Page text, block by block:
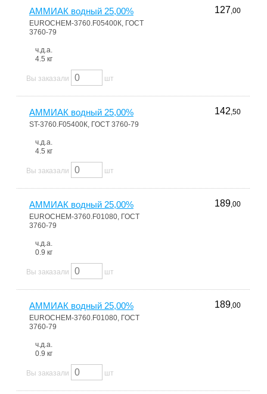
АММИАК водный 25,00%
EUROCHEM-3760.F05400К, ГОСТ
3760-79
ч.д.а.
4.5 кг
127,00
Вы заказали шт
АММИАК водный 25,00%
ST-3760.F05400К, ГОСТ 3760-79
ч.д.а.
4.5 кг
142,50
Вы заказали шт
АММИАК водный 25,00%
EUROCHEM-3760.F01080, ГОСТ
3760-79
ч.д.а.
0.9 кг
189,00
Вы заказали шт
АММИАК водный 25,00%
EUROCHEM-3760.F01080, ГОСТ
3760-79
ч.д.а.
0.9 кг
189,00
Вы заказали шт